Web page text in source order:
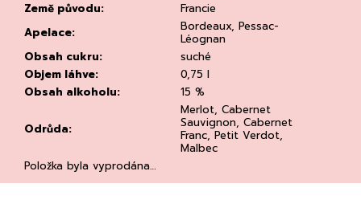
Země původu:
Francie
Apelace:
Bordeaux, Pessac-
Léognan
Obsah cukru:
suché
Objem láhve:
0,75 l
Obsah alkoholu: 15 %
Odrůda:
Merlot, Cabernet
Sauvignon, Cabernet
Franc, Petit Verdot,
Malbec
Položka byla vyprodána…
RIESLING
DRY
2023,
DR.
LOOSEN
LOOSEN
292